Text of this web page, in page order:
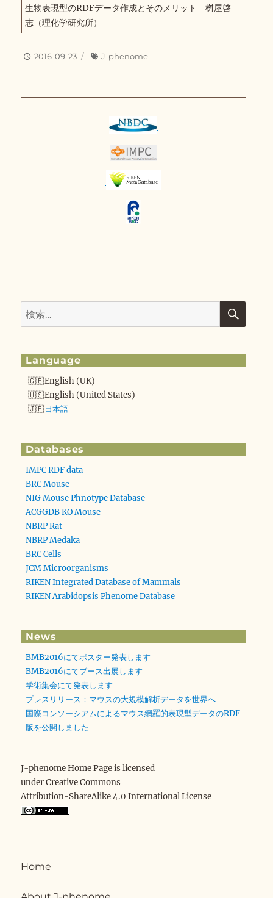
生物表現型のRDFデータ作成とそのメリット 桝屋啓
志（理化学研究所）
投
2016-09-23
カ
J-phenome
検
索:
検
Language
English (UK)
English (United States)
日本語
Databases
IMPC RDF data
BRC Mouse
NIG Mouse Phnotype Database
ACGGDB KO Mouse
NBRP Rat
NBRP Medaka
BRC Cells
JCM Microorganisms
RIKEN Integrated Database of Mammals
RIKEN Arabidopsis Phenome Database
News
BMB2016にてポスター発表します
BMB2016にてブース出展します
学術集会にて発表します
プレスリリース：マウスの大規模解析データを世界へ
国際コンソーシアムによるマウス網羅的表現型データのRDF
版を公開しました
J-phenome Home Page is licensed
under Creative Commons
Attribution-ShareAlike 4.0 International License
Home